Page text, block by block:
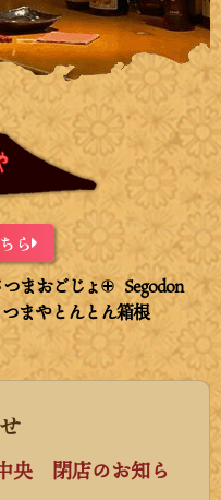
ら
まおごじょ
Segodon
まやとんとん箱根
央 閉店のお知ら